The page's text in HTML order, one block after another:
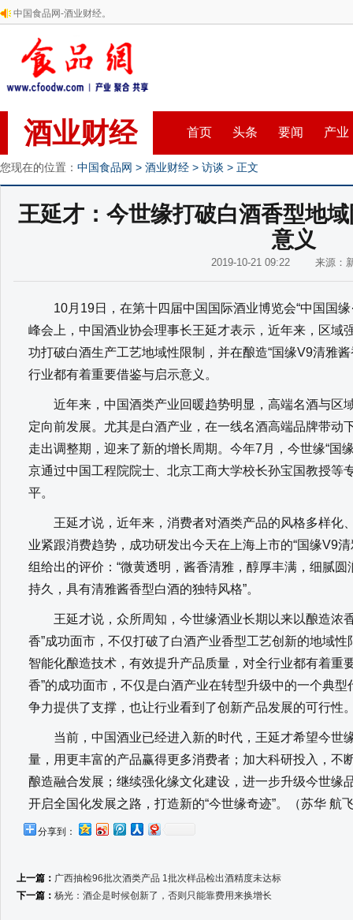
中国食品网-酒业财经。
酒业财经 首页 头条 要闻 产业
您现在的位置： 中国食品网 > 酒业财经 > 访谈 > 正文
王延才：今世缘打破白酒香型地
意义
2019-10-21 09:22 来源：
10月19日，在第十四届中国国际酒业博览会“中国国缘
峰会上，中国酒业协会理事长王延才表示，近年来，区域
功打破白酒生产工艺地域性限制，并在酿造“国缘V9清雅
行业都有着重要借鉴与启示意义。
近年来，中国酒类产业回暖趋势明显，高端名酒与区
定向前发展。尤其是白酒产业，在一线名酒高端品牌带动
走出调整期，迎来了新的增长周期。今年7月，今世缘“国
京通过中国工程院院士、北京工商大学校长孙宝国教授等
平。
王延才说，近年来，消费者对酒类产品的风格多样化
业紧跟消费趋势，成功研发出今天在上海上市的“国缘V9
组给出的评价：“微黄透明，酱香清雅，醇厚丰满，细腻
持久，具有清雅酱香型白酒的独特风格”。
王延才说，众所周知，今世缘酒业长期以来以酿造浓
香”成功面市，不仅打破了白酒产业香型工艺创新的地域
智能化酿造技术，有效提升产品质量，对全行业都有着重
香”的成功面市，不仅是白酒产业在转型升级中的一个典
争力提供了支撑，也让行业看到了创新产品发展的可行性
当前，中国酒业已经进入新的时代，王延才希望今世
量，用更丰富的产品赢得更多消费者；加大科研投入，不
酿造融合发展；继续强化缘文化建设，进一步升级今世缘
开启全国化发展之路，打造新的“今世缘奇迹”。（苏华 航
分享到：
上一篇： 广西抽检96批次酒类产品 1批次样品检出酒精度未达标
下一篇： 杨光：酒企是时候创新了，否则只能靠费用来换增长